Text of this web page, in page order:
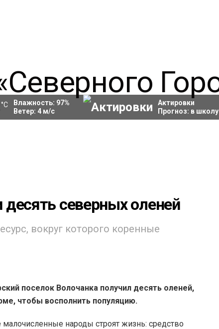
°C Влажность: 97%
Ветер: 4м/с
Актировки
Прогноз: в школу
десять северных оленей
вокруг которого коренные
поселок Волочанка получил десять оленей,
чтобы восполнить популяцию.
народы строят жизнь: средство